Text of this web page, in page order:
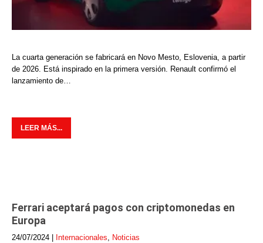
La cuarta generación se fabricará en Novo Mesto, Eslovenia, a partir
de 2026. Está inspirado en la primera versión. Renault confirmó el
lanzamiento de…
LEER MÁS...
Ferrari aceptará pagos con criptomonedas en
Europa
24/07/2024 Internacionales, Noticias